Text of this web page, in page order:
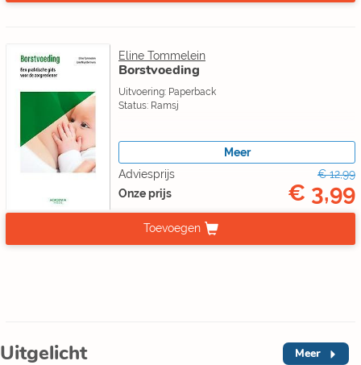
Eline Tommelein
Borstvoeding
Uitvoering: Paperback
Status: Ramsj
Meer
Adviesprijs
€ 12,99
Onze prijs
€ 3,99
Toevoegen
Uitgelicht Meer